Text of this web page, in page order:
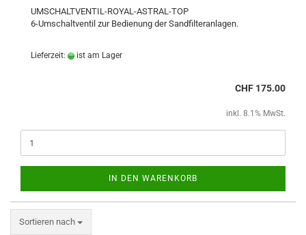
UMSCHALTVENTIL-ROYAL-ASTRAL-TOP
6-Umschaltventil zur Bedienung der Sandfilteranlagen.
Lieferzeit: ist am Lager
CHF 175.00
inkl. 8.1% MwSt.
IN DEN WARENKORB
Sortieren nach